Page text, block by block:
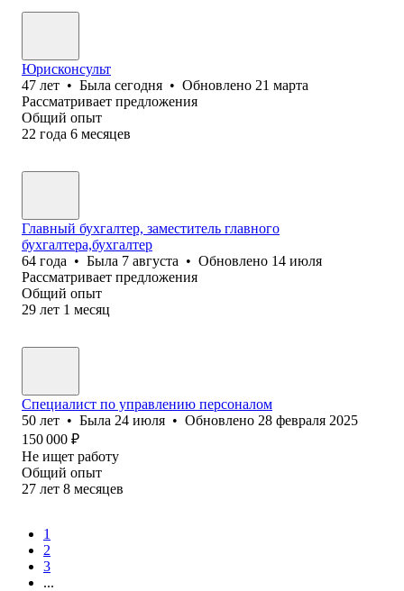
Юрисконсульт
47 лет • Была сегодня • Обновлено 21 марта
Рассматривает предложения
Общий опыт
22 года 6 месяцев
Главный бухгалтер, заместитель главного
бухгалтера,бухгалтер
64 года • Была 7 августа • Обновлено 14 июля
Рассматривает предложения
Общий опыт
29 лет 1 месяц
Специалист по управлению персоналом
50 лет • Была 24 июля • Обновлено 28 февраля 2025
150 000 ₽
Не ищет работу
Общий опыт
27 лет 8 месяцев
1
2
3
...